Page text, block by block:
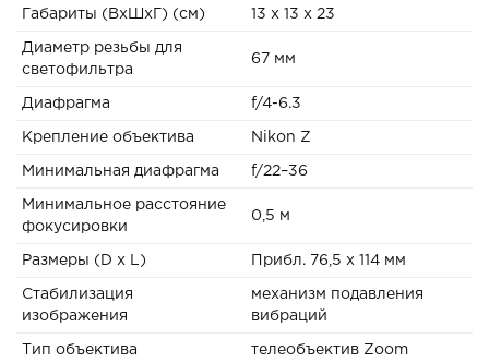
Габариты (ВxШxГ) (см) 13 x 13 x 23
Диаметр резьбы для
светофильтра
67 мм
Диафрагма f/4-6.3
Крепление объектива Nikon Z
Минимальная диафрагма f/22–36
Минимальное расстояние
фокусировки
0,5 м
Размеры (D x L) Прибл. 76,5 x 114 мм
Стабилизация
изображения
механизм подавления
вибраций
Тип объектива телеобъектив Zoom